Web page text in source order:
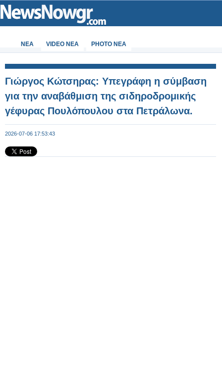
ΝΕΑ VIDEO NEA PHOTO NEA
Γιώργος Κώτσηρας: Υπεγράφη η σύμβαση
για την αναβάθμιση της σιδηροδρομικής
γέφυρας Πουλόπουλου στα Πετράλωνα.
2026-07-06 17:53:43